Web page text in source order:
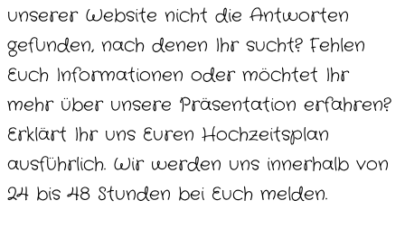
unserer Website nicht die Antworten
gefunden, nach denen Ihr sucht? Fehlen
Euch Informationen oder möchtet Ihr
mehr über unsere Präsentation erfahren?
Erklärt Ihr uns Euren Hochzeitsplan
ausführlich. Wir werden uns innerhalb von
24 bis 48 Stunden bei Euch melden.